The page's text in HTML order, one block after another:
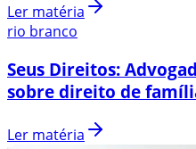
Ler matéria
rio branco
Seus Direitos:
sobre direito de
Ler matéria